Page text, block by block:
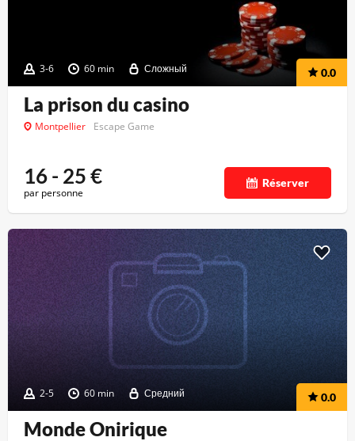
3-6 60 min Сложный 0.0
La prison du casino
Montpellier Escape Game
16 - 25€
par personne
Réserver
2-5 60 min Средний 0.0
Monde Onirique